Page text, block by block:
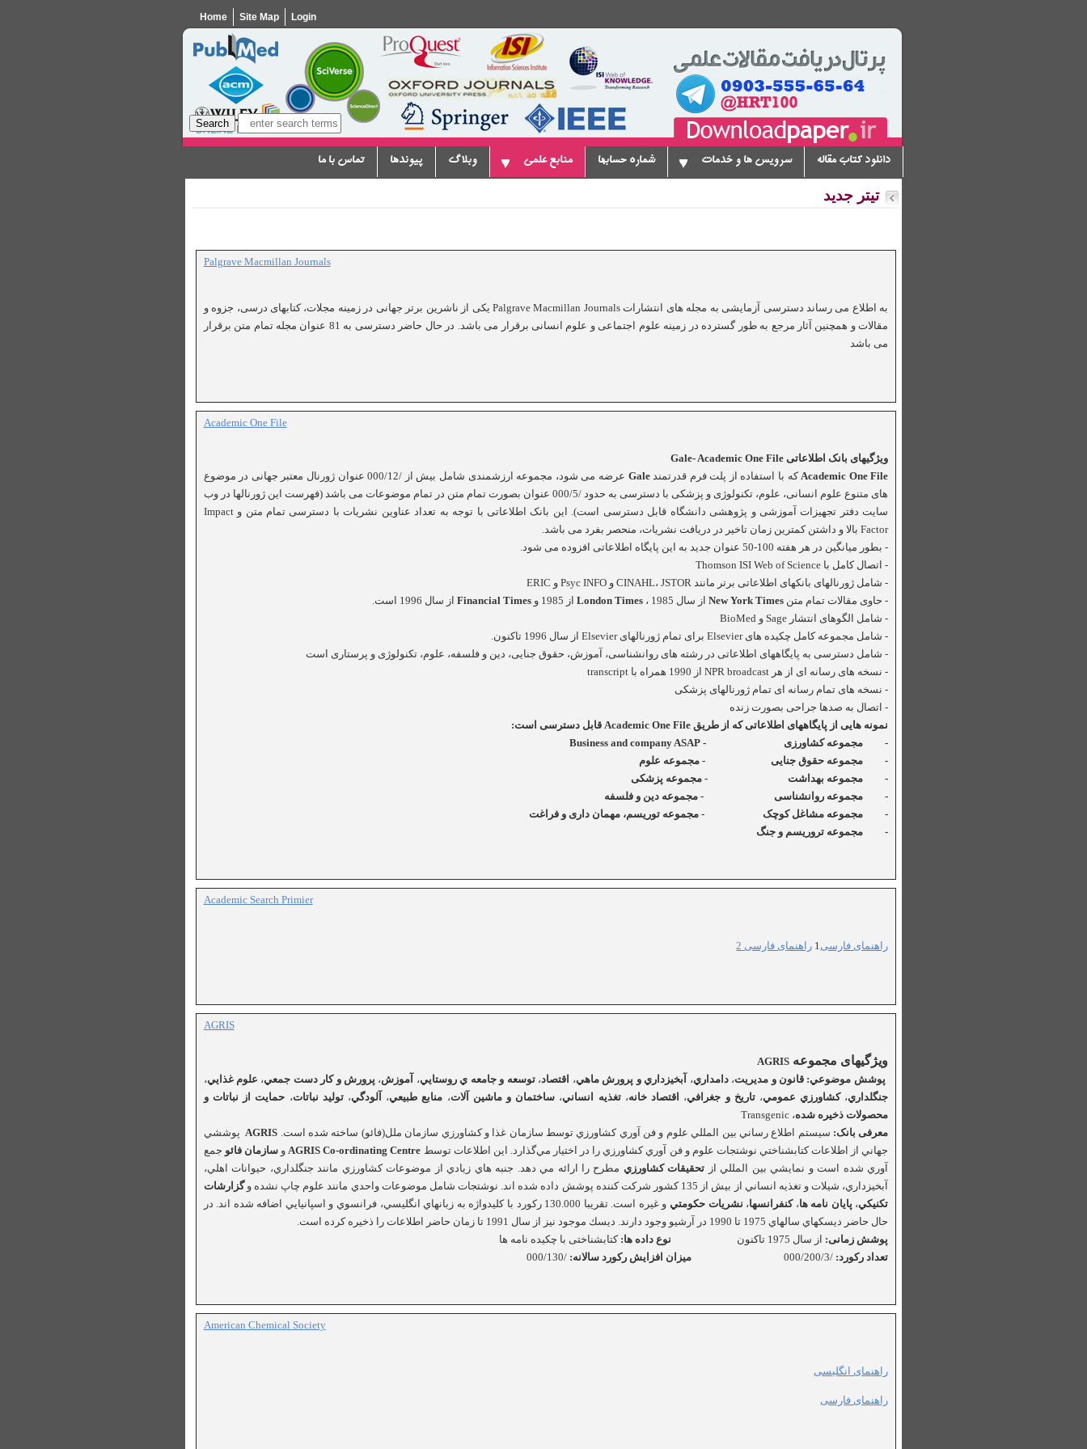
Home Site Map Login
دانلود کتاب مقاله سرویس ها و خدمات شماره حسابها منابع علمی وبلاگ پیوندها تماس با ما
تیتر جدید
Palgrave Macmillan Journals
به اطلاع می رساند دسترسی آزمایشی به مجله های انتشارات Palgrave Macmillan Journals یکی از ناشرین برتر جهانی در زمینه مجلات، کتابهای درسی، جزوه و
مقالات و همچنین آثار مرجع به طور گسترده در زمینه علوم اجتماعی و علوم انسانی برقرار می باشد. در حال حاضر دسترسی به 81 عنوان مجله تمام متن برقرار
می باشد
Academic One File
ويژگيهای بانک اطلاعاتی Gale- Academic One File
Academic One File که با استفاده از پلت فرم قدرتمند Gale
عرضه می شود، مجموعه ارزشمندی شامل بيش از /000/12 عنوان ژورنال معتبر جهانی در موضوع
های متنوع علوم انسانی، علوم، تکنولوژی و پزشکی با دسترسی به حدود /000/5 عنوان بصورت تمام متن در تمام موضوعات می باشد (فهرست اين ژورنالها در وب
سايت دفتر تجهيزات آموزشی و پژوهشی دانشگاه قابل دسترسی است). اين بانک اطلاعاتی با توجه به تعداد عناوين نشريات با دسترسی تمام متن وImpact
Factorبالا و داشتن کمترين زمان تاخير در دريافت نشريات، منحصر بفرد می باشد.
- بطور ميانگين در هر هفته 100-50 عنوان جديد به اين پايگاه اطلاعاتی افزوده می شود.
- اتصال کامل با Thomson ISI Web of Science
- شامل ژورنالهای بانکهای اطلاعاتی برتر مانند
CINAHL،JSTOR و Psyc INFOو ERIC
- حاوی مقالات تمام متن New York Timesاز سال 1985 ، London Timesاز 1985 و Financial Times
از سال 1996 است.
- شامل الگوهای انتشار Sageو BioMed
- شامل مجموعه کامل چکيده هایElsevierبرای تمام ژورنالهایElsevierاز سال 1996 تاکنون.
- شامل دسترسی به پايگاههای اطلاعاتی در رشته های روانشناسی، آموزش، حقوق جنايی، دين و فلسفه، علوم، تکنولوژی و پرستاری است
- نسخه های رسانه ای از هر NPR broadcastاز 1990 همراه با
transcript
- نسخه های تمام رسانه ای تمام ژورنالهای پزشکی
- اتصال به صدها جراحی بصورت زنده
نمونه هايی از پايگاههای اطلاعاتی که از طريق Academic One File قابل دسترسی است:
- مجموعه کشاورزی - Business and company ASAP
- مجموعه حقوق جنايی - مجموعه علوم
- مجموعه بهداشت - مجموعه پزشکی
- مجموعه روانشناسی - مجموعه دين و فلسفه
- مجموعه مشاغل کوچک - مجموعه توريسم، مهمان داری و فراغت
- مجموعه تروريسم و جنگ
Academic Search Primier
راهنمای فارسی1 راهنمای فارسی 2
AGRIS
ويژگيهای مجموعه AGRIS
پوشش موضوعي: قانون و مديريت،دامداري، آبخيزداري و پرورش ماهي، اقتصاد،توسعه و جامعه ي روستايي، آموزش، پرورش و كار دست جمعي، علوم غذايي،
جنگلداري،كشاورزي عمومي،تاريخ و جغرافي، اقتصاد خانه،تغذيه انساني، ساختمان و ماشين آلات، منابع طبيعي، آلودگي،توليد نباتات، حمايت از نباتات و
محصولات ذخيره شده، Transgenic
معرفی بانک: سيستم اطلاع رساني بين المللي علوم و فن آوري كشاورزي توسط سازمان غذا و كشاورزي سازمان ملل(فائو) ساخته شده است. AGRIS پوششي
جهاني از اطلاعات كتابشناختي نوشتجات علوم و فن آوري كشاورزي را در اختيار مي‌گذارد. اين اطلاعات توسط
وسازمان فائو جمع
آوري شده است و نمايشي بين المللي از تحقيقات كشاورزي مطرح را ارائه مي دهد. جنبه هاي زيادي از موضوعات كشاورزي مانند جنگلداري، حيوانات اهلي،
آبخيزداري، شيلات و تغذيه انساني از بيش از 135 كشور شركت كننده پوشش داده شده اند. نوشتجات شامل موضوعات واحدي مانند علوم چاپ نشده و
گزارشات
تكنيكي، پايان نامه ها،كنفرانسها، نشريات حكومتي
و غيره است. تقريبا 130.000 ركورد با كليدواژه به زبانهاي انگليسي، فرانسوي و اسپانيايي اضافه شده اند. در
حال حاضر ديسكهاي سالهاي 1975 تا 1990 در آرشيو وجود دارند. ديسك موجود نيز از سال 1991 تا زمان حاضر اطلاعات را ذخيره كرده است.
پوشش زمانی: از سال 1975 تاکنون نوع داده ها: کتابشناختی با چکيده نامه ها
تعداد رکورد: /000/200/3 ميزان افزايش رکورد سالانه: /000/130
American Chemical Society
راهنمای انگلیسی
راهنمای فارسی